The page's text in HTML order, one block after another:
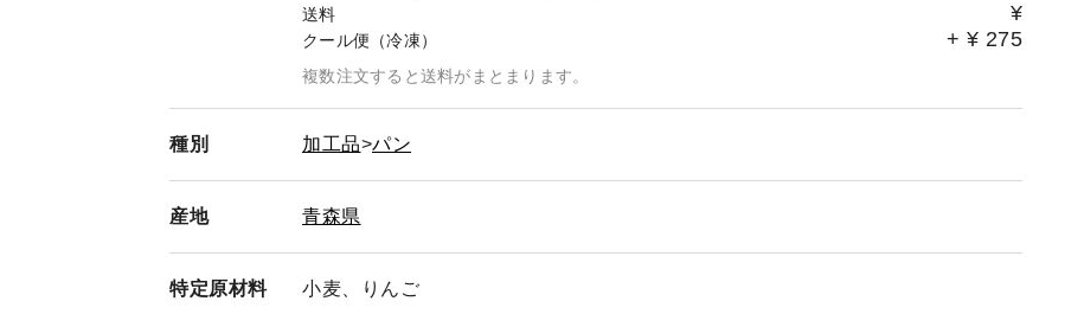
すぐに製品をお手にしたい方は他店での購入をお勧めします。
※天候に左右される農作業との兼ね合いもあるので、出荷日の指定はできませんが、この日は避けて、或
複数セット以上の商品をオーダーしようとしているお客様へ▲
合、事前にお問い合わせにてご相談くださればご希望の商品を組み合わせた商品を登録いたします。そう
すると1箱で済むことがあります。
パンのスライス等指定しようとしているお客様へ
送料 ¥
クール便（冷凍） + ¥ 275
複数注文すると送料がまとまります。
種別 加工品 パン
産地 青森県
特定原材料 小麦、りんご